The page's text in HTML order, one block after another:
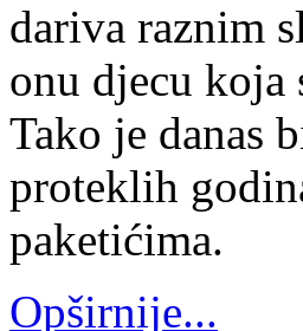
dariva raznim
onu djecu koja
Tako je danas
proteklih
paketićima.
Opširnije...